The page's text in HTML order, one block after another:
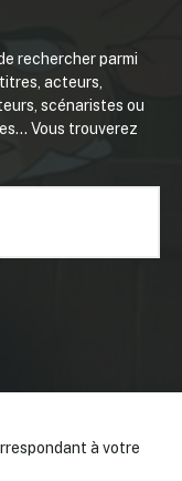
rechercher parmi
acteurs,
scénaristes ou
Vous trouverez
à votre